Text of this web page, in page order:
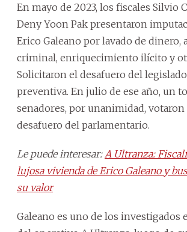
En mayo de 2023, los fiscales Silvio
Deny Yoon Pak presentaron
Erico Galeano por lavado de dinero,
criminal, enriquecimiento ilícito y
Solicitaron el desafuero del
preventiva. En julio de ese año, un
senadores, por unanimidad, votaron
desafuero del parlamentario.
Le puede interesar: A Ultranza:
lujosa vivienda de Erico Galeano y
su valor
Galeano es uno de los investigados